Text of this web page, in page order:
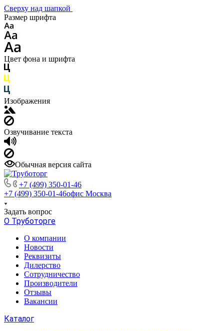
Сверху над шапкой
Размер шрифта
Цвет фона и шрифта
Изображения
Озвучивание текста
Обычная версия сайта
+7 (499) 350-01-46
+7 (499) 350-01-46офис Москва
Задать вопрос
О Труботорге
О компании
Новости
Реквизиты
Дилерство
Сотрудничество
Производители
Отзывы
Вакансии
Каталог